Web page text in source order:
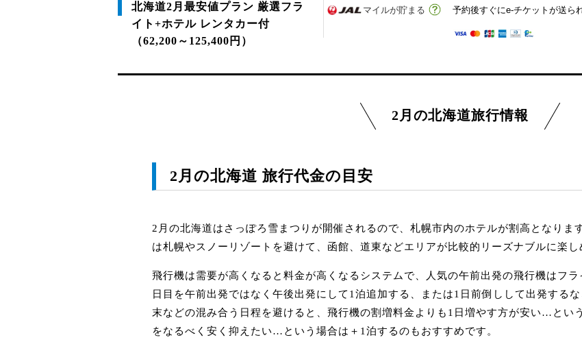
北海道2月最安値プラン 厳選フラ
イト+ホテル レンタカー付
（62,200～125,400円）
マイルが貯まる
予約後すぐにe-チケットが送ら
2月の北海道旅行情報
2月の北海道 旅行代金の目安
2月の北海道はさっぽろ雪まつりが開催されるので、札幌市内のホテルが割高となりま
は札幌やスノーリゾートを避けて、函館、道東などエリアが比較的リーズナブルに楽し
飛行機は需要が高くなると料金が高くなるシステムで、人気の午前出発の飛行機はフ
日目を午前出発ではなく午後出発にして1泊追加する、または1日前倒しして出発する
末などの混み合う日程を避けると、飛行機の割増料金よりも1日増やす方が安い…とい
をなるべく安く抑えたい…という場合は＋1泊するのもおすすめです。